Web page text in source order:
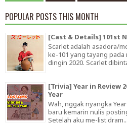
POPULAR POSTS THIS MONTH
[Cast & Details] 101st
Scarlet adalah asadora/
ke-101 yang tayang
dingin 2020. Scarlet
[Trivia] Year in Review
Year
Wah, nggak nyangka
baru kemarin nulis
Setelah aku me-list dram...